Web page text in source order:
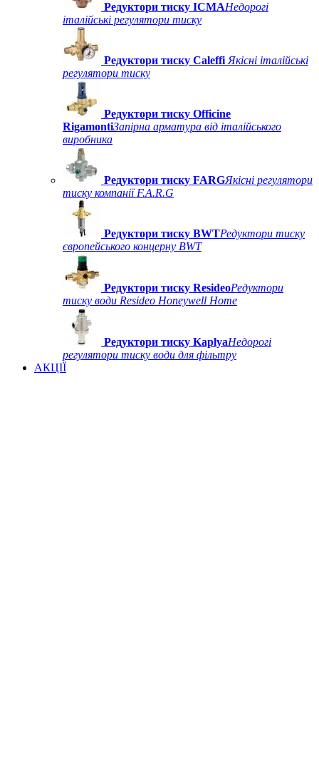
Редуктори тиску ICMAНедорогі
італійські регулятори тиску
Редуктори тиску Caleffi Якісні італійські
регулятори тиску
Редуктори тиску Officine
RigamontiЗапірна арматура від італійського
виробника
Редуктори тиску FARGЯкісні регулятори
тиску компанії F.A.R.G
Редуктори тиску BWTРедуктори тиску
європейського концерну BWT
Редуктори тиску ResideoРедуктори
тиску води Resideo Honeywell Home
Редуктори тиску KaplyaНедорогі
регулятори тиску води для фільтру
АКЦІЇ